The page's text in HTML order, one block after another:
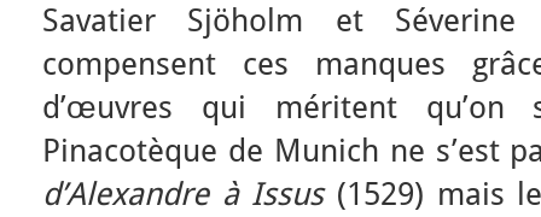
Savatier Sjöholm et
compensent ces manques
d’œuvres qui méritent qu’on
Pinacotèque de Munich ne s’est
d’Alexandre à Issus(1529) mais